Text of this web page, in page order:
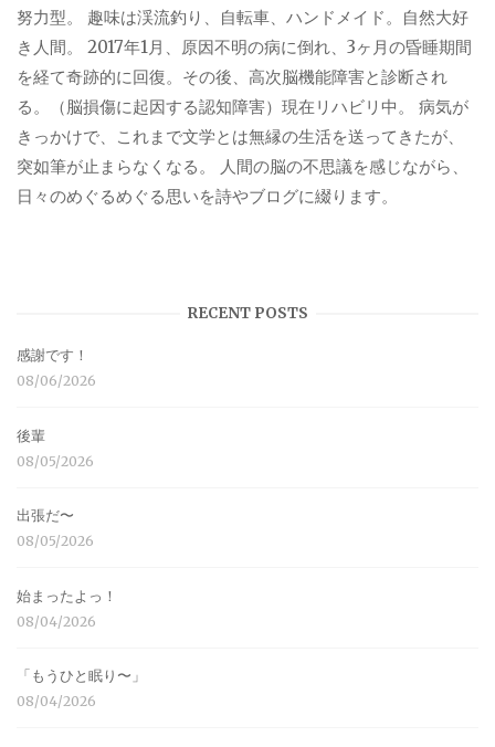
努力型。 趣味は渓流釣り、自転車、ハンドメイド。自然大好
き人間。 2017年1月、原因不明の病に倒れ、3ヶ月の昏睡期間
を経て奇跡的に回復。その後、高次脳機能障害と診断され
る。（脳損傷に起因する認知障害）現在リハビリ中。 病気が
きっかけで、これまで文学とは無縁の生活を送ってきたが、
突如筆が止まらなくなる。 人間の脳の不思議を感じながら、
日々のめぐるめぐる思いを詩やブログに綴ります。
RECENT POSTS
感謝です！
08/06/2026
後輩
08/05/2026
出張だ〜
08/05/2026
始まったよっ！
08/04/2026
「もうひと眠り〜」
08/04/2026